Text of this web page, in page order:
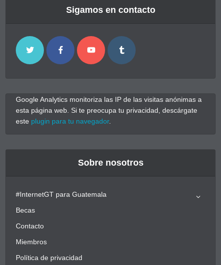
Sigamos en contacto
Google Analytics monitoriza las IP de las visitas anónimas a
esta página web. Si te preocupa tu privacidad, descárgate
este plugin para tu navegador.
Sobre nosotros
#InternetGT para Guatemala
Becas
Contacto
Miembros
Política de privacidad